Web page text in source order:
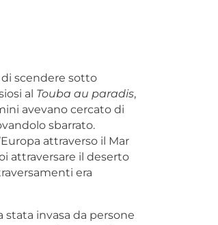
di scendere sotto
al Touba au paradis,
avevano cercato di
sbarrato.
attraverso il Mar
attraversare il deserto
era
stata invasa da persone